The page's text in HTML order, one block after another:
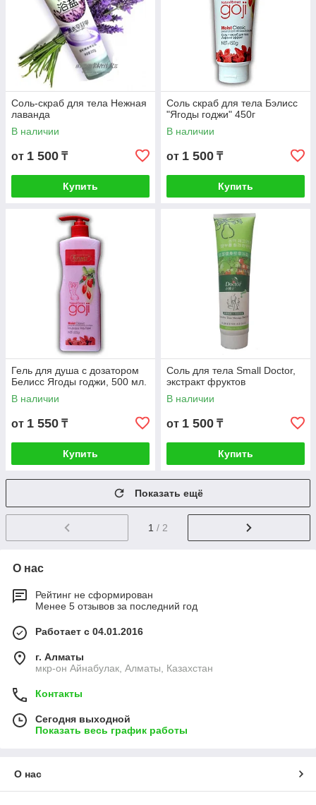
Соль-скраб для тела Нежная
лаванда
В наличии
от 1 500 ₸
Купить
Соль скраб для тела Бэлисс
"Ягоды годжи" 450г
В наличии
от 1 500 ₸
Купить
Гель для душа с дозатором
Белисс Ягоды годжи, 500 мл.
В наличии
от 1 550 ₸
Купить
Соль для тела Small Doctor,
экстракт фруктов
В наличии
от 1 500 ₸
Купить
Показать ещё
1 / 2
О нас
Рейтинг не сформирован
Менее 5 отзывов за последний год
Работает с 04.01.2016
г. Алматы
мкр-он Айнабулак, Алматы, Казахстан
Контакты
Сегодня выходной
Показать весь график работы
О нас